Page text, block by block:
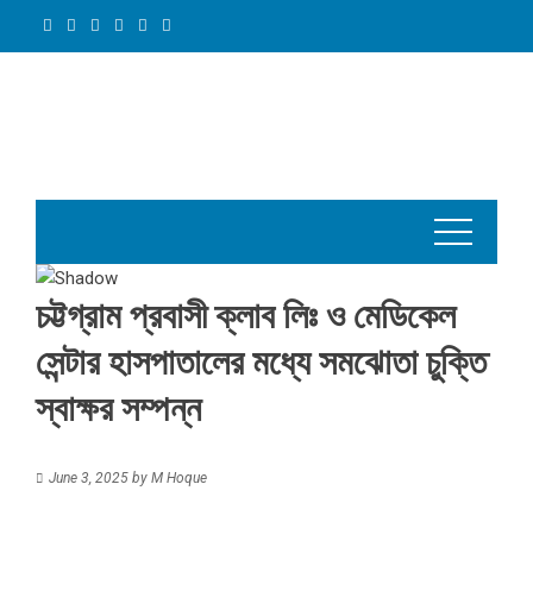
চট্টগ্রাম প্রবাসী ক্লাব লিঃ ও মেডিকেল
সেন্টার হাসপাতালের মধ্যে সমঝোতা চুক্তি
স্বাক্ষর সম্পন্ন
June 3, 2025 by M Hoque